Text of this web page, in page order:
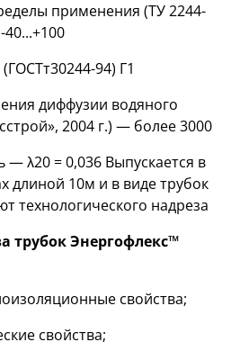
применения (ТУ 2244-
40...+100
94) Г1
диффузии водяного
2004 г.) — более 3000
— λ20 = 0,036 Выпускается в
длиной 10м и в виде трубок
технологического надреза
трубок Энергофлекс™
свойства;
свойства;